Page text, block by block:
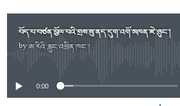
བོད་པ་བཙན་བྱོལ་བའི་གྲས་སུ་ནད་དུག་འགོ་མཁན་ཇེ་ཉུང་།
byཨ་རིའི་རླུང་འཕྲིན་ཁང་།No media source currently
0:00